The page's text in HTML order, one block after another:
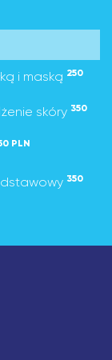
i maską 250
skóry 350
PLN
350